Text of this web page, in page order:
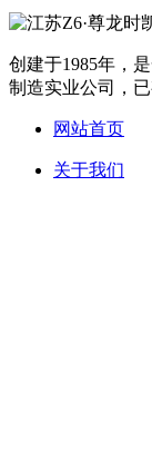
创建于1985年，
制造实业公司，
网站首页
关于我们